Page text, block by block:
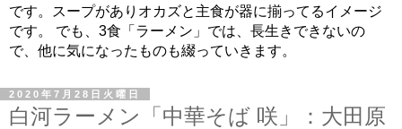
です。スープがありオカズと主食が器に揃ってるイメージ
です。 でも、3食「ラーメン」では、長生きできないの
で、他に気になったものも綴っていきます。
2020年7月28日火曜日
白河ラーメン「中華そば 咲」：大田原